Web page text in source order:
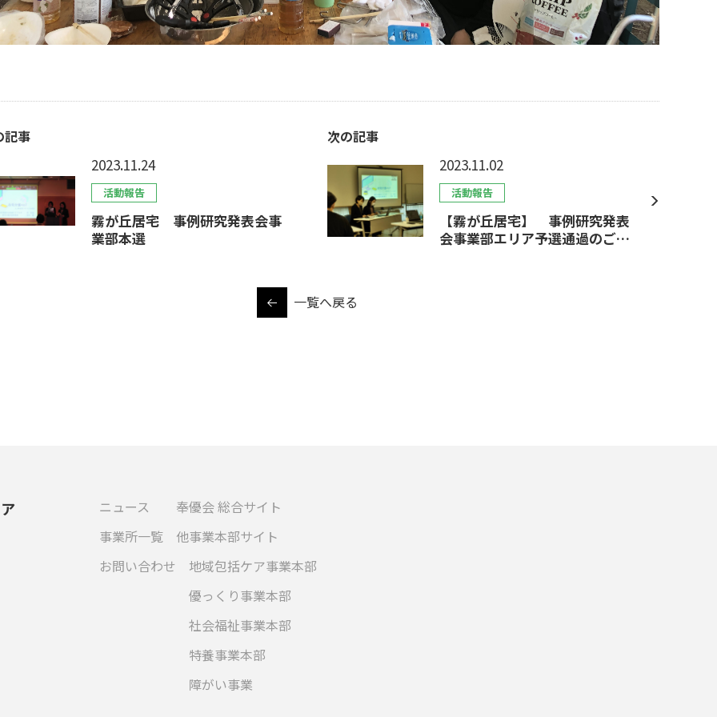
記事
2023.11.24
活動報告
霧が丘居宅 事例研究発表会事
業部本選
次の記事
2023.11.02
活動報告
【霧が丘居宅】 事例研究発表
会事業部エリア予選通過のご報
一覧へ戻る
ニュース
事業所一覧
お問い合わせ
奉優会 総合サイト
他事業本部サイト
地域包括ケア事業本部
優っくり事業本部
社会福祉事業本部
特養事業本部
障がい事業